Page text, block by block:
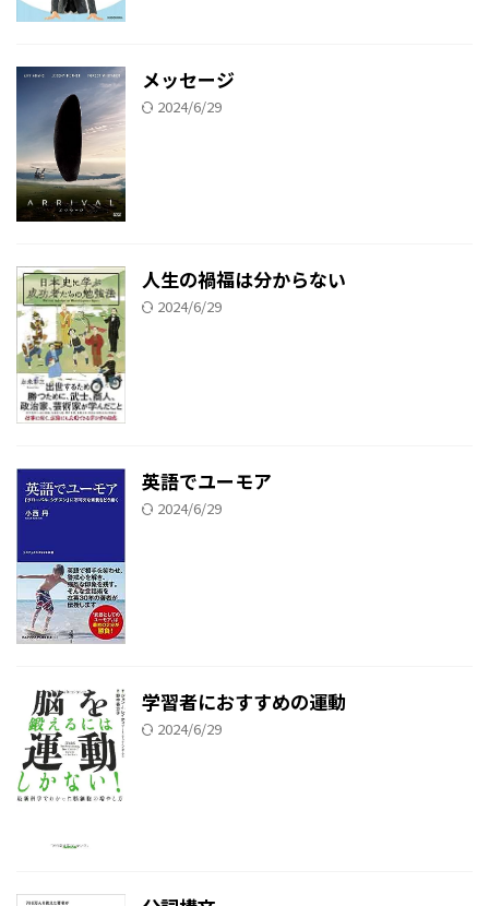
メッセージ
2024/6/29
人生の禍福は分からない
2024/6/29
英語でユーモア
2024/6/29
学習者におすすめの運動
2024/6/29